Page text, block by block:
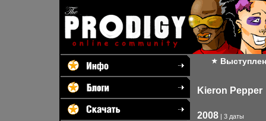
Kieron Pepper
2008 | 3 даты